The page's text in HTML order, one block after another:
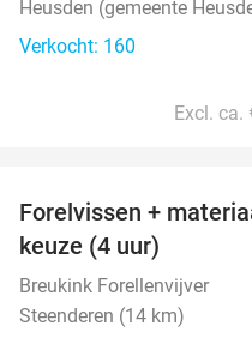
Heusden (gemeente
Verkocht: 160
Excl. ca.
Forelvissen +
keuze (4 uur)
Breukink Forellenvijver
Steenderen (14 km)